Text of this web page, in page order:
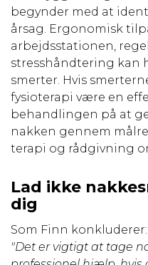
begynder med at
årsag. Ergonomisk
arbejdsstationen,
stresshåndtering kan
smerter. Hvis
fysioterapi være en
behandlingen på at
nakken gennem
terapi og rådgivning
Lad ikke
dig
Som Finn konkluderer:
"Det er vigtigt at tage